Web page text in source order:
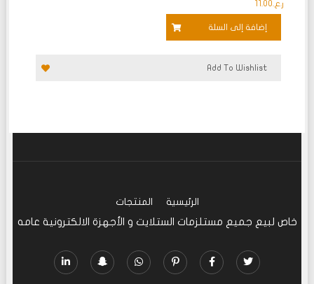
ر.ع. 11.00
إضافة إلى السلة
Add To Wishlist
الرئيسية المنتجات
خاص لبيع جميع مستلزمات الستلايت و الأجهزة الالكترونية عامه